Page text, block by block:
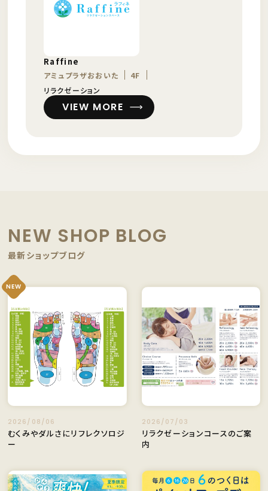
Raffine
アミュプラザおおいた
4F
リラクゼーション
VIEW MORE
NEW SHOP BLOG
最新ショップブログ
NEW
2026/08/06
むくみやダルさにリフレクソロジ
ー
2026/07/03
リラクゼーションコースのご案
内